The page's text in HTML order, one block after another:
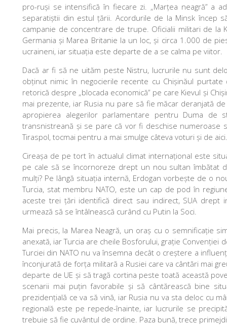
pro-ruși se intensifică în fiecare zi. „Marțea neagră”
separatiștii din estul țării. Acordurile de la Minsk încep
campanie de concentrare de trupe. Oficialii militari de
Germania și Marea Britanie la un loc, și circa 1.000 de
ucraineni, iar situația este departe de a se calma pe viitor.
Dacă ar fi să ne uităm peste Nistru, lucrurile nu sunt
obținut nimic în negocierile recente cu Chișinăul
retorică despre „blocada economică” pe care Kievul și
mai prezente, iar Rusia nu pare să fie măcar deranjată
apropierea alegerilor parlamentare pentru Duma
transnistreană și se pare că vor fi deschise numeroase
Tiraspol, tocmai pentru a mai smulge câteva voturi și de aici.
Cireașa de pe tort în actualul climat internațional este
pe cale să se încornoreze drept un nou sultan îmbătat
mulți? Pe lângă situația internă, Erdogan vorbește de o
Turcia, stat membru NATO, este un cap de pod în
aceste trei țări identifică direct sau indirect, SUA drept
urmează să se întâlnească curând cu Putin la Soci.
Mai precis, la Marea Neagră, un oraș cu o semnificație
anexată, iar Turcia are cheile Bosforului, grație Convenției
Turciei din NATO nu va însemna decât o creștere a
înconjurată de forța militară a Rusiei care va cântări mai
departe de UE și să tragă cortina peste toată această
scenarii mai puțin favorabile și să cântărească bine
prezidențială ce va să vină, iar Rusia nu va sta deloc cu
regională este pe repede-înainte, iar lucrurile se
trebuie să fie cuvântul de ordine. Paza bună, trece